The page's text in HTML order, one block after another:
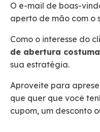
O e-mail de boas-
aperto de mão com o
Como o interesse do
de abertura
sua estratégia.
Aproveite para
que quer que você
cupom, um desconto